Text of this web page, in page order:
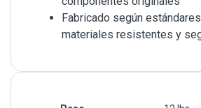
Fabricado según
materiales resistentes y